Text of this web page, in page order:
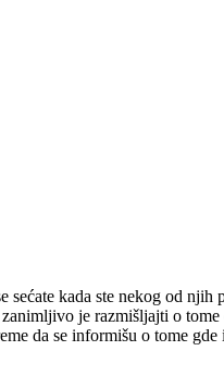
kada ste nekog od njih
je razmišljajti o
da se informišu o tome